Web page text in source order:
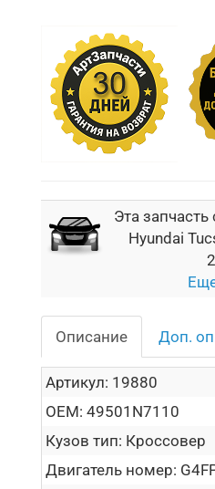
Эта
Hyundai
Описание Доп.
Артикул: 19880
OEM: 49501N7110
Кузов тип: Кроссовер
Двигатель номер: